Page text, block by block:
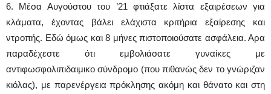
6. Μέσα Αυγούστου του ’21 φτιάξατε λίστα εξαιρέσεων για
κλάματα, έχοντας βάλει ελάχιστα κριτήρια εξαίρεσης και
ντροπής. Εδώ όμως και 8 μήνες πιστοποιούσατε ασφάλεια. Αρα
παραδέχεστε ότι εμβολιάσατε γυναίκες με
αντιφωσφολιπιδαιμικο σύνδρομο (που πιθανώς δεν το γνώριζαν
κιόλας), με παρενέργεια πρόκλησης ακόμη και θάνατο και στη